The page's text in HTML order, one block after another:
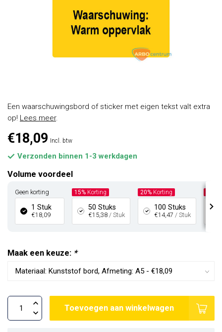
Een waarschuwingsbord of sticker met eigen tekst valt extra
op! Lees meer.
€18,09 Incl. btw
Verzonden binnen 1-3 werkdagen
Volume voordeel
Geen korting
1 Stuk
€18,09
15% Korting
50 Stuks
€15,38 / Stuk
20% Korting
100 Stuks
€14,47 / Stuk
Maak een keuze: *
Toevoegen aan winkelwagen